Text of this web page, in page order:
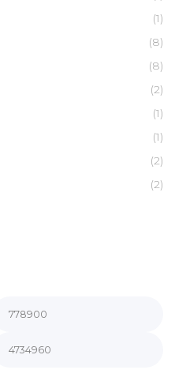
(1)
(8)
(8)
(2)
(1)
(1)
(2)
(2)